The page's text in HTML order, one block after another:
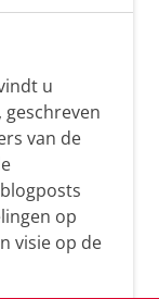
u
van de
op
visie op de